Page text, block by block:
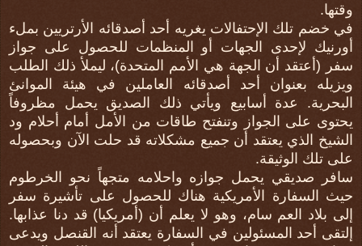
وقتها.
في خضم تلك الإحتفالات يغريه أحد أصدقائه الأرتريين بملء
أورنيك لإحدى الجهات أو المنظمات للحصول على جواز
سفر (أعتقد أن الجهة هي الأمم المتحدة)، ليملأ ذلك الطلب
ويزيله بعنوان أحد أصدقائه العاملين في هيئة الموانئ
البحرية. عدة أسابيع ويأتي ذلك الصديق يحمل مظروفاً
يحتوى على الجواز وتنفتح طاقات من الأمل أمام أحلام ود
الشيخ الذي يعتقد أن جميع مشكلاته قد حلت الآن وبحصوله
على تلك الوثيقة.
سافر صديقي يحمل جوازه واحلامه متجهاً نحو الخرطوم
حيث السفارة الأمريكية هناك للحصول على تأشيرة سفر
إلى بلاد العم سام، وهو لا يعلم أن (أمريكيا) قد دنا عذابها.
إلتقى أحد المسئولين في السفارة يعتقد أنه القنصل ويدعى